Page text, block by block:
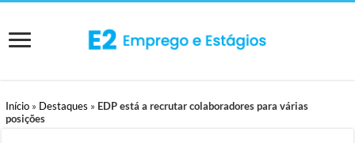
Início » Destaques » EDP está a recrutar colaboradores para várias
posições